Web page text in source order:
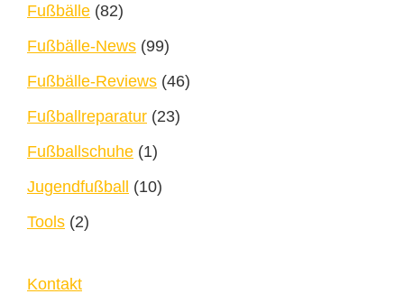
Fußbälle (82)
Fußbälle-News (99)
Fußbälle-Reviews (46)
Fußballreparatur (23)
Fußballschuhe (1)
Jugendfußball (10)
Tools (2)
Kontakt